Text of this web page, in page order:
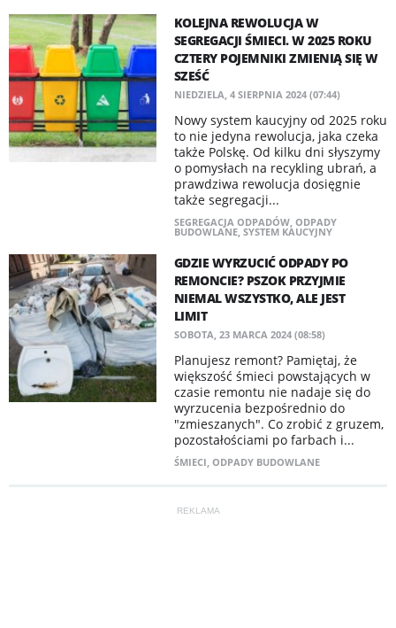
KOLEJNA REWOLUCJA W
SEGREGACJI ŚMIECI. W 2025 ROKU
CZTERY POJEMNIKI ZMIENIĄ SIĘ W
SZEŚĆ
NIEDZIELA, 4 SIERPNIA 2024 (07:44)
Nowy system kaucyjny od 2025 roku
to nie jedyna rewolucja, jaka czeka
także Polskę. Od kilku dni słyszymy
o pomysłach na recykling ubrań, a
prawdziwa rewolucja dosięgnie
także segregacji...
SEGREGACJA ODPADÓW, ODPADY
BUDOWLANE, SYSTEM KAUCYJNY
GDZIE WYRZUCIĆ ODPADY PO
REMONCIE? PSZOK PRZYJMIE
NIEMAL WSZYSTKO, ALE JEST
LIMIT
SOBOTA, 23 MARCA 2024 (08:58)
Planujesz remont? Pamiętaj, że
większość śmieci powstających w
czasie remontu nie nadaje się do
wyrzucenia bezpośrednio do
"zmieszanych". Co zrobić z gruzem,
pozostałościami po farbach i...
ŚMIECI, ODPADY BUDOWLANE
REKLAMA